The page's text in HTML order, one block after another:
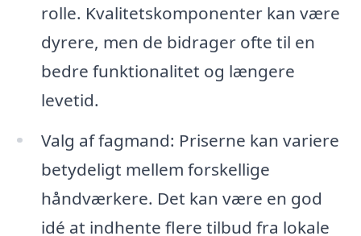
rolle. Kvalitetskomponenter kan være
dyrere, men de bidrager ofte til en
bedre funktionalitet og længere
levetid.
Valg af fagmand: Priserne kan variere
betydeligt mellem forskellige
håndværkere. Det kan være en god
idé at indhente flere tilbud fra lokale